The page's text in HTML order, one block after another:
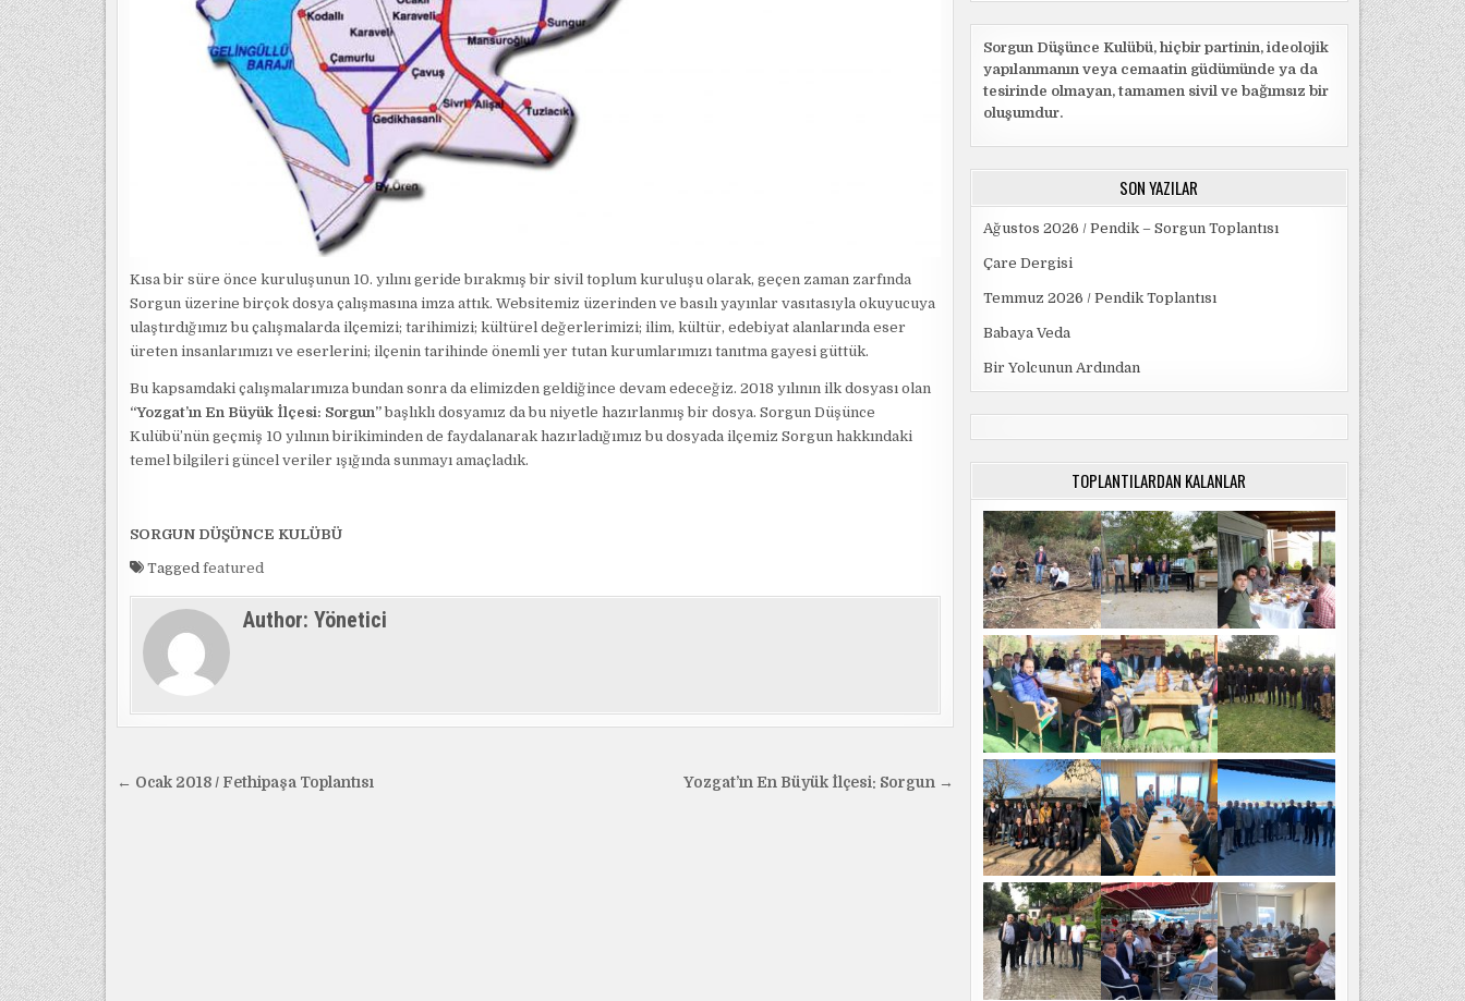
Kısa bir süre önce kuruluşunun 10. yılını geride bırakmış bir sivil toplum kuruluşu olarak, geçen zaman zarfında
Sorgun üzerine birçok dosya çalışmasına imza attık. Websitemiz üzerinden ve basılı yayınlar vasıtasıyla okuyucuya
ulaştırdığımız bu çalışmalarda ilçemizi; tarihimizi; kültürel değerlerimizi; ilim, kültür, edebiyat alanlarında eser
üreten insanlarımızı ve eserlerini; ilçenin tarihinde önemli yer tutan kurumlarımızı tanıtma gayesi güttük.
Bu kapsamdaki çalışmalarımıza bundan sonra da elimizden geldiğince devam edeceğiz. 2018 yılının ilk dosyası olan
“Yozgat’ın En Büyük İlçesi: Sorgun”başlıklı dosyamız da bu niyetle hazırlanmış bir dosya. Sorgun Düşünce
Kulübü’nün geçmiş 10 yılının birikiminden de faydalanarak hazırladığımız bu dosyada ilçemiz Sorgun hakkındaki
temel bilgileri güncel veriler ışığında sunmayı amaçladık.
SORGUN DÜŞÜNCE KULÜBÜ
Tagged featured
Author: Yönetici
Yazı Yozgat’ın En Büyük İlçesi: Sorgun →
← Ocak 2018 / Fethipaşa Toplantısı
Sorgun Düşünce Kulübü, hiçbir partinin, ideolojik
yapılanmanın veya cemaatin güdümünde ya da
tesirinde olmayan, tamamen sivil ve bağımsız bir
oluşumdur.
SON YAZILAR
Ağustos 2026 / Pendik – Sorgun Toplantısı
Çare Dergisi
Temmuz 2026 / Pendik Toplantısı
Babaya Veda
Bir Yolcunun Ardından
TOPLANTILARDAN KALANLAR